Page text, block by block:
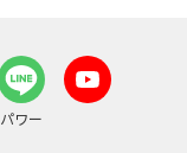
パワー